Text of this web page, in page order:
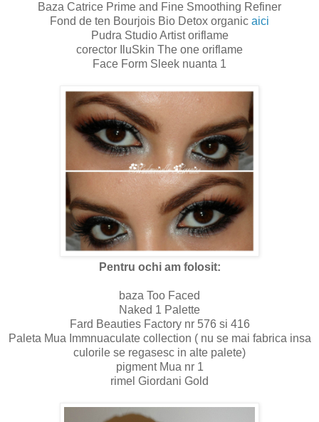
Baza Catrice Prime and Fine Smoothing Refiner
Fond de ten Bourjois Bio Detox organic aici
Pudra Studio Artist oriflame
corector IluSkin The one oriflame
Face Form Sleek nuanta 1
Pentru ochi am folosit:
baza Too Faced
Naked 1 Palette
Fard Beauties Factory nr 576 si 416
Paleta Mua Immnuaculate collection ( nu se mai fabrica insa
culorile se regasesc in alte palete)
pigment Mua nr 1
rimel Giordani Gold